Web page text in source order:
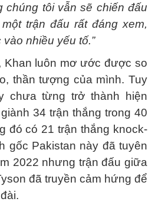
chúng tôi vẫn sẽ chiến đấu
trận đấu rất đáng xem,
nhiều yếu tố.”
Khan luôn mơ ước được so
thần tượng của mình. Tuy
chưa từng trở thành hiện
34 trận thắng trong 40
đó có 21 trận thắng knock-
gốc Pakistan này đã tuyên
2022 nhưng trận đấu giữa
đã truyền cảm hứng để